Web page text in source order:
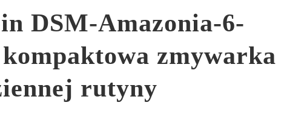
DSM-Amazonia-6-
zmywarka
rutyny